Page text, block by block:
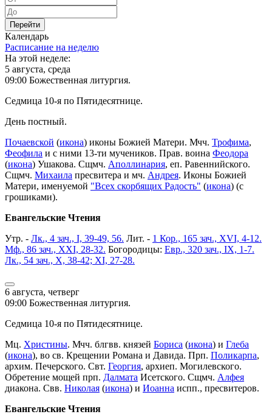
Перейти
Календарь
Расписание на неделю
На этой неделе:
5 августа, среда
09:00 Божественная литургия.
Седмица 10-я по Пятидесятнице.
День постный.
Почаевской (икона) иконы Божией Матери. Мчч. Трофима,
Феофила и с ними 13-ти мучеников. Прав. воина Феодора
(икона) Ушакова. Сщмч. Аполлинария, еп. Равеннийского.
Сщмч. Михаила пресвитера и мч. Андрея. Иконы Божией
Матери, именуемой "Всех скорбящих Радость" (икона) (с
грошиками).
Евангельские Чтения
Утр. - Лк., 4 зач., I, 39-49, 56. Лит. - 1 Кор., 165 зач., XVI, 4-12.
Мф., 86 зач., XXI, 28-32. Богородицы: Евр., 320 зач., IX, 1-7.
Лк., 54 зач., X, 38-42; XI, 27-28.
6 августа, четверг
09:00 Божественная литургия.
Седмица 10-я по Пятидесятнице.
Мц. Христины. Мчч. блгвв. князей Бориса (икона) и Глеба
(икона), во св. Крещении Романа и Давида. Прп. Поликарпа,
архим. Печерского. Свт. Георгия, архиеп. Могилевского.
Обретение мощей прп. Далмата Исетского. Сщмч. Алфея
диакона. Свв. Николая (икона) и Иоанна испп., пресвитеров.
Евангельские Чтения